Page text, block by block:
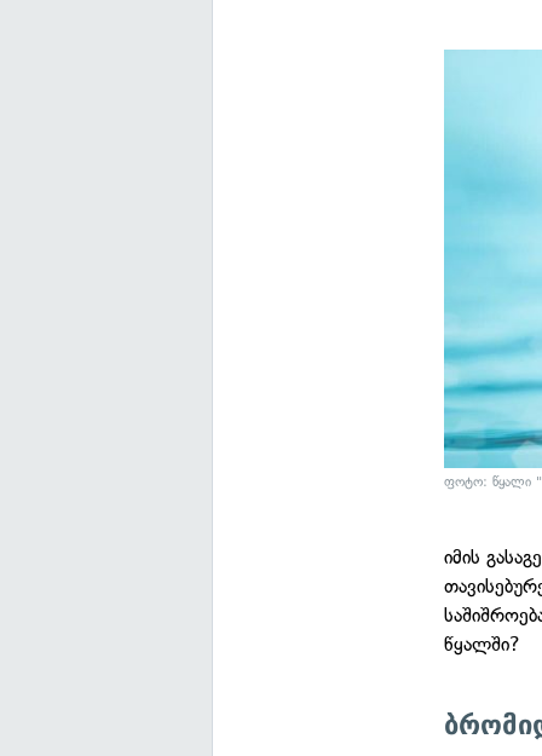
ფოტო: წყალი
იმის
წყალში?